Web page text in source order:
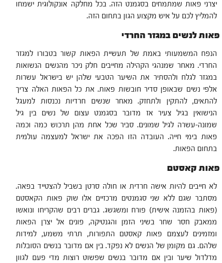
יצרני פאות שמתמחים בסגמנט הזה. בכל מחלקה אונקולוגית ישמחו
להמליץ לכם על איש מקצוע הגון בתחום הזה.
פאות לנשים במגזר החרדי
הנפח המשמעותי באמת של תעשיית הפאות קשור בטבורו למגזר
החרדי. מאחר שמנהגי הקהילה מחייבים חלק ניכר מהנשים הנשואות
במגזר לגלח ולהסתיר את השיער הטבעי שלהן יש בישראל עשרות
אלפי נשים שבאופן סדיר חובשות פאות. את כל הפאות האלה צריך
להתאים, להתקין ולתחזק. מאחר שנשים חרדיות נכנסות למעגל
הנישואין בגיל צעיר אז מדובר בסגמנט עצום של נשים בין גיל
שמונה-עשרה לגיל שמונים. סביר שכל אחת מהן תרכוש כמה וכמה
פאות בימי חייה. העובדה הזו הפכה את ישראל למעצמה עולמית
בתחום הפאות.
פאות קאסטם
לא חייבים להיות אישה חרדית או חולה סרטן בשביל להצטייד בפאה.
מסתבר שגם ללא שני סגמנטים מרכזיים אלו שוק פאות הקאסטם
(פאות בהזמנה אישית) פורח ומשגשג. גברים רבים שהקריחו ונואשו
ממאבק חסר שחר בשיני הזמן והגנטיקה, פונים אל יצרן הפאות
ומזמינים לעצמם פאות קאסטם התפורות, תרתי משמע, למידות
שלהם. גם מקומן של הנשים לא נפקד. בין אם מדובר בנשים הסובלות
מדלדול שיער ובין אם מדובר בנשים שפשוט רוצות מדי פעם לגוון